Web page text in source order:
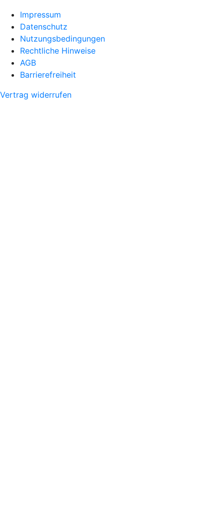
Impressum
Datenschutz
Nutzungsbedingungen
Rechtliche Hinweise
AGB
Barrierefreiheit
Vertrag widerrufen